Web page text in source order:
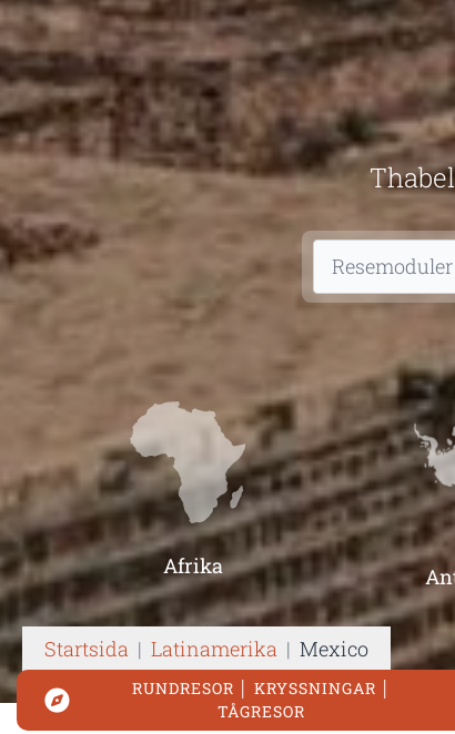
Afrika
Startsida | Latinamerika | Mexico
RUNDRESOR │ KRYSSNINGAR │
TÅGRESOR